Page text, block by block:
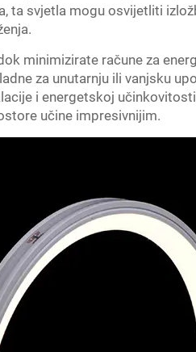
ta svjetla mogu osvijetliti
minimizirate račune za
za unutarnju ili vanjsku
i energetskoj
učine impresivnijim.